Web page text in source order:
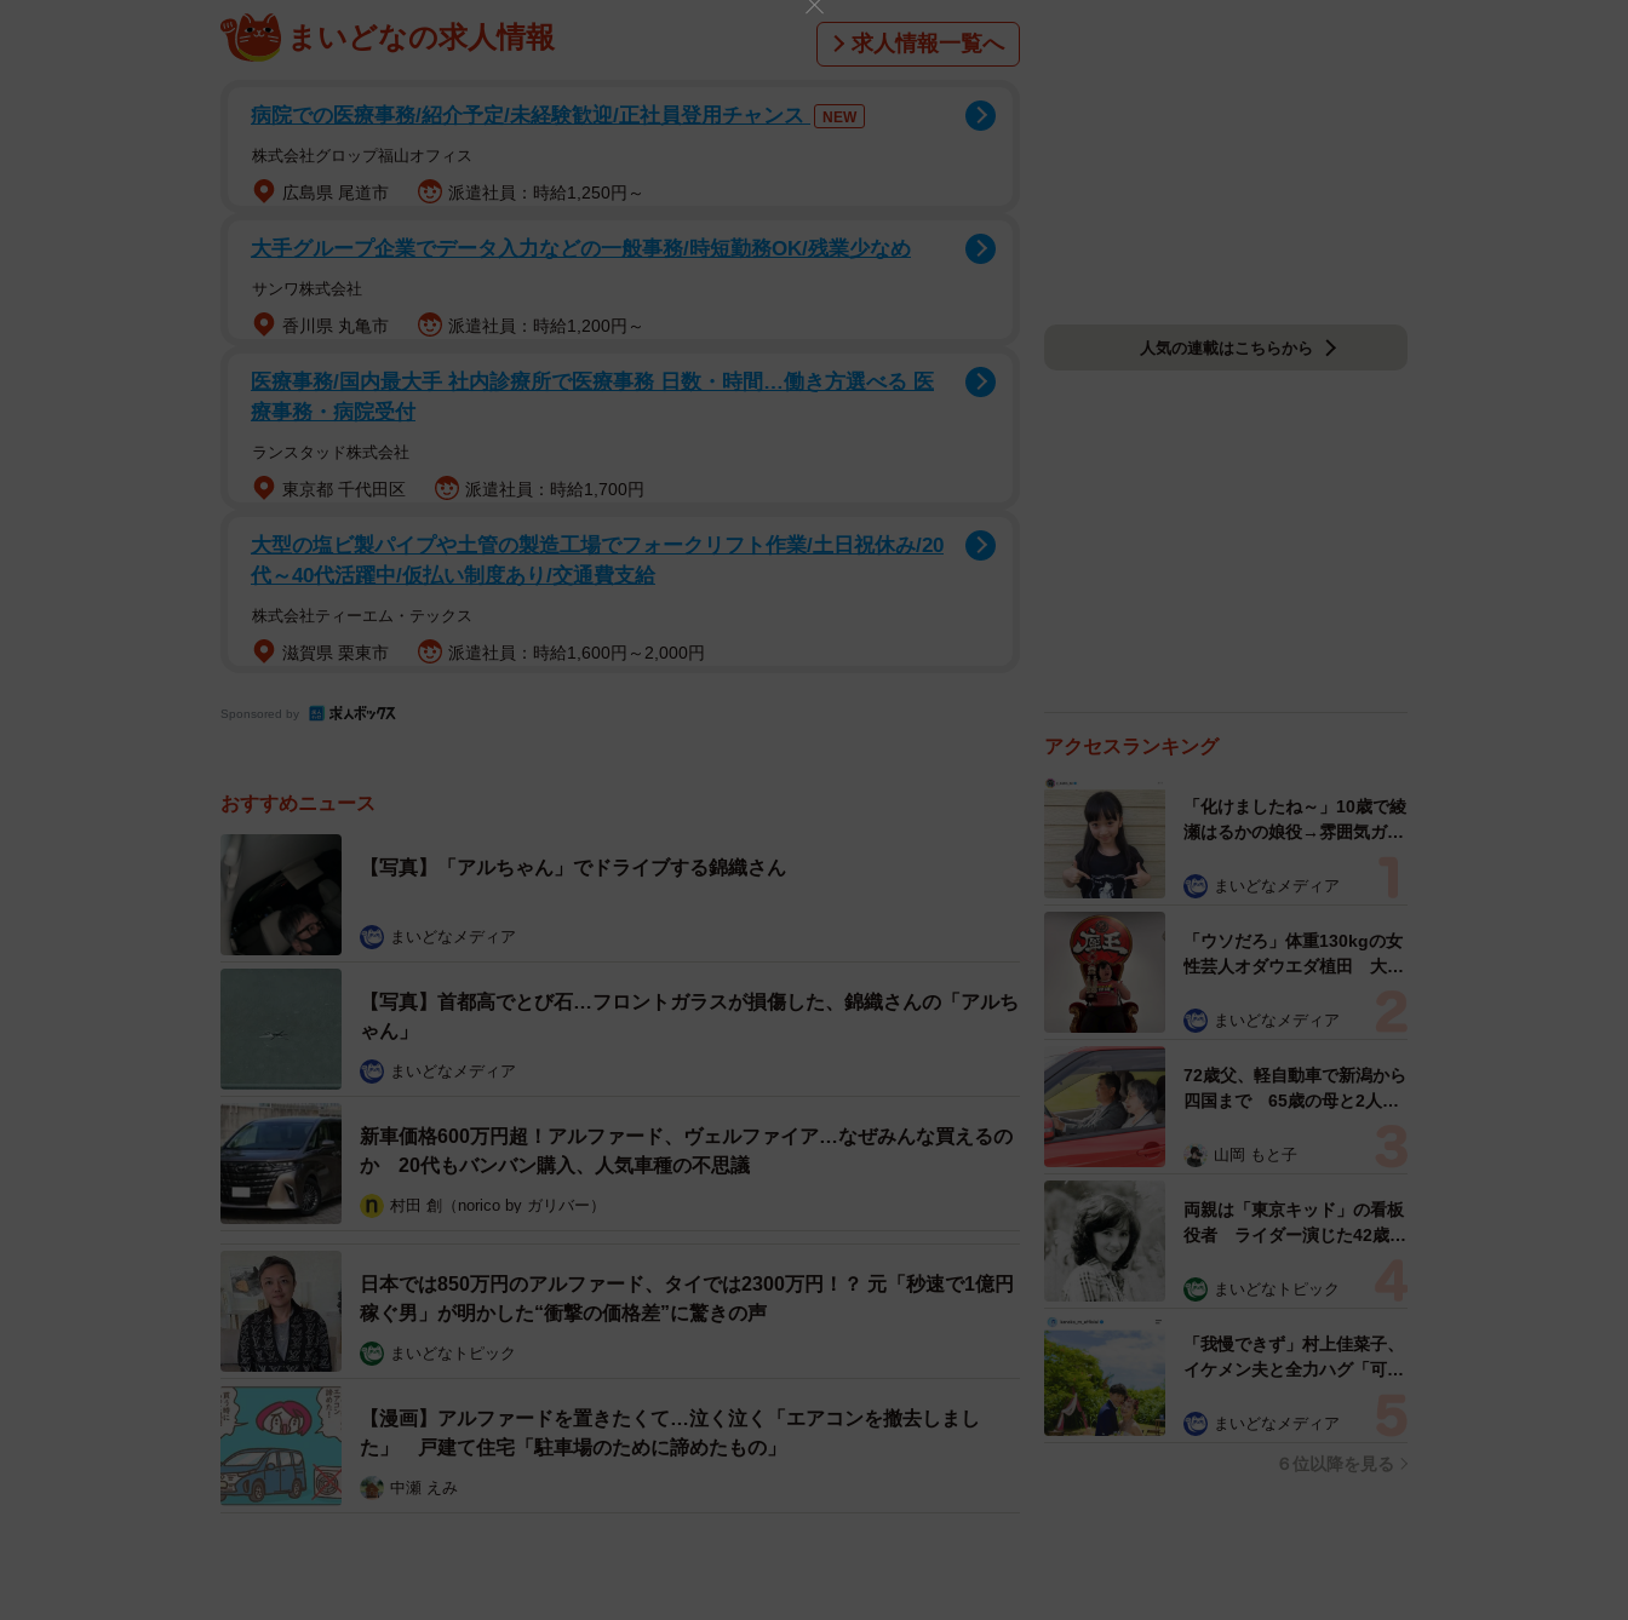
まいどなの求人情報 求人情報一覧へ
病院での医療事務/紹介予定/未経験歓迎/正社員登用チャンス NEW
株式会社グロップ福山オフィス
広島県 尾道市 派遣社員：時給1,250円～
大手グループ企業でデータ入力などの一般事務/時短勤務OK/残業少なめ
サンワ株式会社
香川県 丸亀市 派遣社員：時給1,200円～
医療事務/国内最大手 社内診療所で医療事務 日数・時間…働き方選べる 医
療事務・病院受付
ランスタッド株式会社
東京都 千代田区 派遣社員：時給1,700円
大型の塩ビ製パイプや土管の製造工場でフォークリフト作業/土日祝休み/20
代～40代活躍中/仮払い制度あり/交通費支給
株式会社ティーエム・テックス
滋賀県 栗東市 派遣社員：時給1,600円～2,000円
Sponsored by
おすすめニュース
【写真】「アルちゃん」でドライブする錦織さん
まいどなメディア
【写真】首都高でとび石…フロントガラスが損傷した、錦織さんの「アルち
ゃん」
まいどなメディア
新車価格600万円超！アルファード、ヴェルファイア…なぜみんな買えるの
か 20代もバンバン購入、人気車種の不思議
村田 創（norico by ガリバー）
日本では850万円のアルファード、タイでは2300万円！？ 元「秒速で1億円
稼ぐ男」が明かした“衝撃の価格差”に驚きの声
まいどなトピック
【漫画】アルファードを置きたくて…泣く泣く「エアコンを撤去しまし
た」 戸建て住宅「駐車場のために諦めたもの」
中瀬 えみ
人気の連載はこちらから
アクセスランキング
「化けましたね～」10歳で綾
瀬はるかの娘役→雰囲気ガラ
雰囲気が」「宝塚に入れそ
まいどなメディア
「ウソだろ」体重130kgの女
性芸人オダウエダ植田 大学
で」 まいどなメディア
72歳父、軽自動車で新潟から
四国まで 65歳の母と2人で
憩まで分刻み… 「大学生で
山岡 もと子
両親は「東京キッド」の看板
役者 ライダー演じた42歳元
ングフォト」計画を明言
む」
まいどなトピック
「我慢できず」村上佳菜子、
イケメン夫と全力ハグ「可愛
まいどなメディア
６位以降を見る